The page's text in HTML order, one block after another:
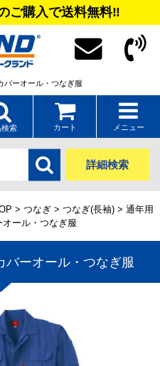
ご購入で送料無料‼
バーオール・つなぎ服
索 カート メニュー
詳細検索
> つなぎ > つなぎ(長袖) > 通年用
ール・つなぎ服
バーオール・つなぎ服